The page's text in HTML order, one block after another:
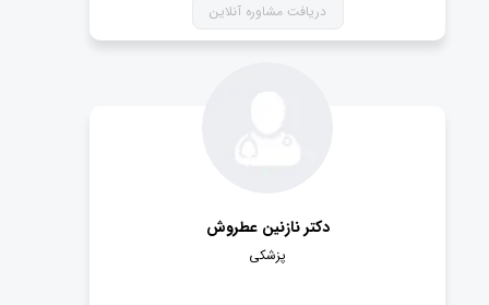
دریافت مشاوره آنلاین
دکتر نازنین عطروش
پزشکی